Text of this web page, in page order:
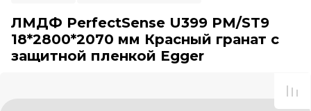
ЛМДФ PerfectSense U399 PM/ST9
18*2800*2070 мм Красный гранат с
защитной пленкой Egger